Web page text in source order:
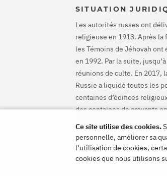
SITUATION
Les autorités russes ont
religieuse en 1913. Après la
les Témoins de Jéhovah
en 1992. Par la suite,
réunions de culte. En 2017,
Russie a liquidé toutes les
centaines d’édifices
des centaines de croyants
mettre fin à leurs
les préjudices causés.
Ce site utilise des cookies.
personnelle, améliorer sa
l’utilisation de cookies,
cookies que nous utilisons